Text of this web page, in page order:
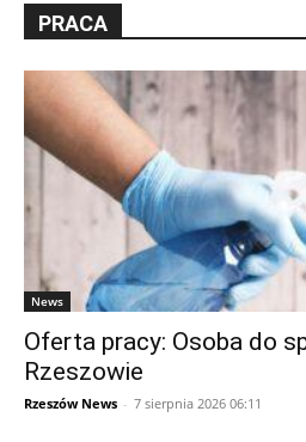
PRACA
News
Oferta pracy: Osoba do
Rzeszowie
Rzeszów News - 7 sierpnia 2026 06:11